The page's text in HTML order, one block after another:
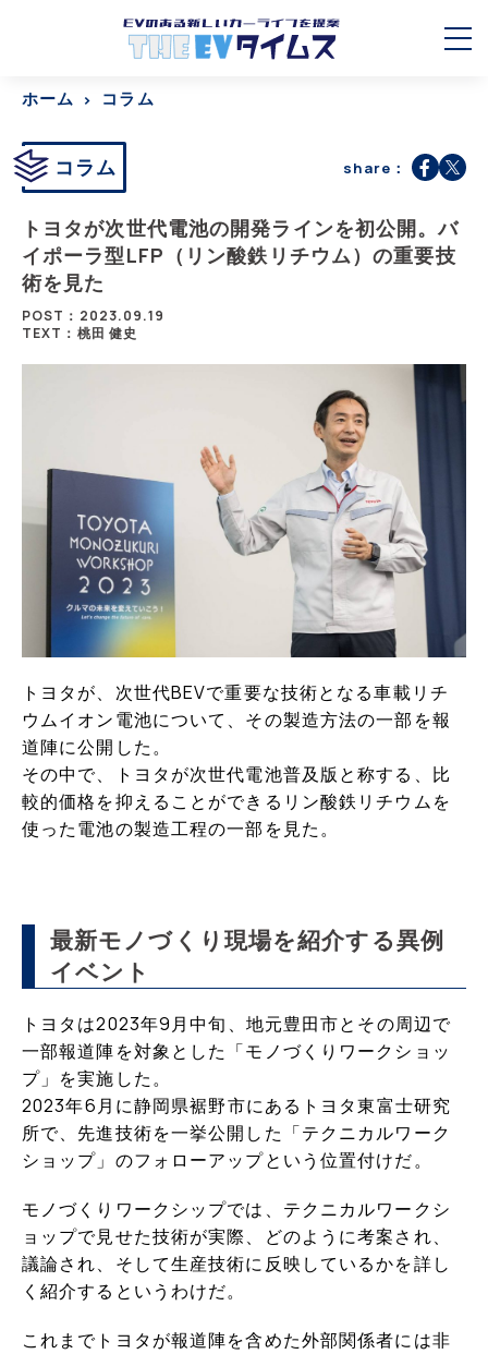
ホーム コラム
コラム share：
トヨタが次世代電池の開発ラインを初公開。バ
イポーラ型LFP（リン酸鉄リチウム）の重要技
術を見た
POST：2023.09.19
TEXT：桃田 健史
トヨタが、次世代BEVで重要な技術となる車載リチ
ウムイオン電池について、その製造方法の一部を報
道陣に公開した。
その中で、トヨタが次世代電池普及版と称する、比
較的価格を抑えることができるリン酸鉄リチウムを
使った電池の製造工程の一部を見た。
最新モノづくり現場を紹介する異例
イベント
トヨタは2023年9月中旬、地元豊田市とその周辺で
一部報道陣を対象とした「モノづくりワークショッ
プ」を実施した。
2023年6月に静岡県裾野市にあるトヨタ東富士研究
所で、先進技術を一挙公開した「テクニカルワーク
ショップ」のフォローアップという位置付けだ。
モノづくりワークシップでは、テクニカルワークシ
ョップで見せた技術が実際、どのように考案され、
議論され、そして生産技術に反映しているかを詳し
く紹介するというわけだ。
これまでトヨタが報道陣を含めた外部関係者には非